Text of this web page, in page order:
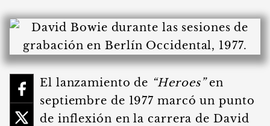
El lanzamiento de “Heroes”en
septiembre de 1977 marcó un punto
de inflexión en la carrera de David